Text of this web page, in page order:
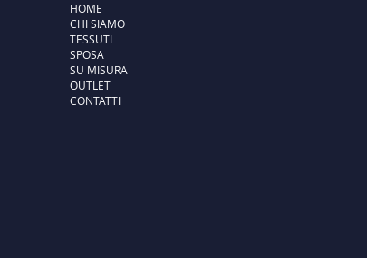
HOME
CHI SIAMO
TESSUTI
SPOSA
SU MISURA
OUTLET
CONTATTI